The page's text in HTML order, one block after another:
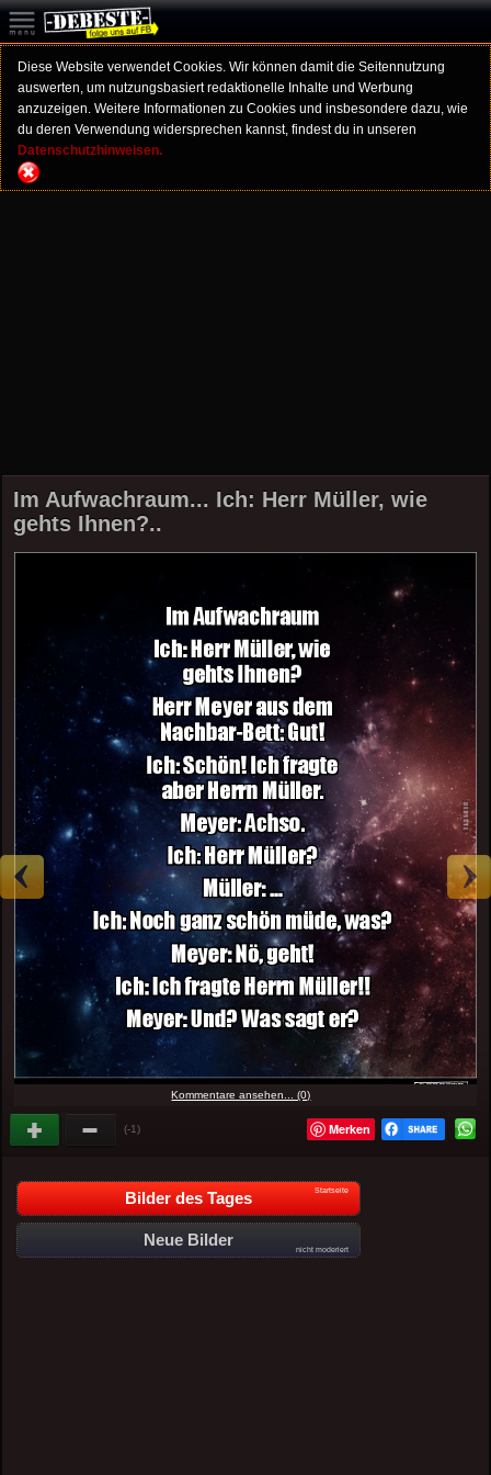
Diese Website verwendet Cookies. Wir können damit die Seitennutzung
auswerten, um nutzungsbasiert redaktionelle Inhalte und Werbung
anzuzeigen. Weitere Informationen zu Cookies und insbesondere dazu, wie
du deren Verwendung widersprechen kannst, findest du in unseren
Datenschutzhinweisen.
Im Aufwachraum... Ich: Herr Müller, wie
gehts Ihnen?..
Kommentare ansehen... (0)
(-1) Merken
Bilder des Tages Startseite
Neue Bilder
nicht moderiert